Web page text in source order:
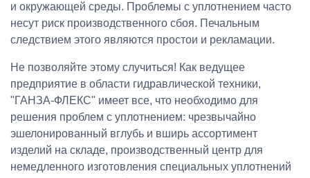
и окружающей среды. Проблемы с уплотнением часто
несут риск производственного сбоя. Печальным
следствием этого являются простои и рекламации.
Не позволяйте этому случиться! Как ведущее
предприятие в области гидравлической техники,
"ГАНЗА-ФЛЕКС" имеет все, что необходимо для
решения проблем с уплотнением: чрезвычайно
эшелонированный вглубь и вширь ассортимент
изделий на складе, производственный центр для
немедленного изготовления специальных уплотнений